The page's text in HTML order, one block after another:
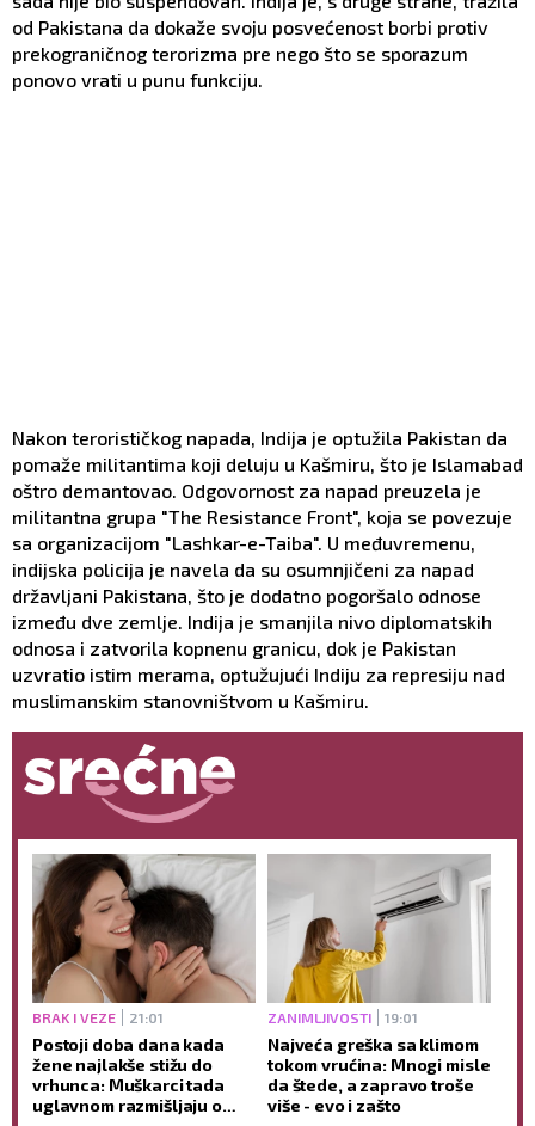
od Pakistana da dokaže svoju posvećenost borbi protiv
prekograničnog terorizma pre nego što se sporazum
ponovo vrati u punu funkciju.
Nakon terorističkog napada, Indija je optužila Pakistan da
pomaže militantima koji deluju u Kašmiru, što je Islamabad
oštro demantovao. Odgovornost za napad preuzela je
militantna grupa "The Resistance Front", koja se povezuje
sa organizacijom "Lashkar-e-Taiba". U međuvremenu,
indijska policija je navela da su osumnjičeni za napad
državljani Pakistana, što je dodatno pogoršalo odnose
između dve zemlje. Indija je smanjila nivo diplomatskih
odnosa i zatvorila kopnenu granicu, dok je Pakistan
uzvratio istim merama, optužujući Indiju za represiju nad
muslimanskim stanovništvom u Kašmiru.
BRAK I VEZE 21:01
Postoji doba dana kada
žene najlakše stižu do
vrhunca: Muškarci tada
uglavnom razmišljaju o
ZANIMLJIVOSTI 19:01
Najveća greška sa klimom
tokom vrućina: Mnogi misle
da štede, a zapravo troše
više - evo i zašto